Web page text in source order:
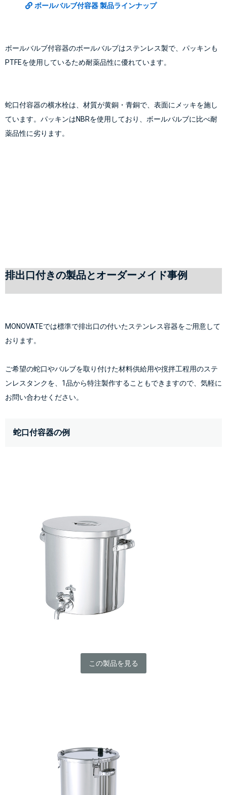
ボールバルブ付容器 製品ラインナップ
ボールバルブ付容器のボールバルブはステンレス製で、パッキンも
PTFEを使用しているため耐薬品性に優れています。
蛇口付容器の横水栓は、材質が黄銅・青銅で、表面にメッキを施し
ています。パッキンはNBRを使用しており、ボールバルブに比べ耐
薬品性に劣ります。
排出口付きの製品とオーダーメイド事例
MONOVATEでは標準で排出口の付いたステンレス容器をご用意して
おります。
ご希望の蛇口やバルブを取り付けた材料供給用や撹拌工程用のステ
ンレスタンクを、1品から特注製作することもできますので、気軽に
お問い合わせください。
蛇口付容器の例
この製品を見る